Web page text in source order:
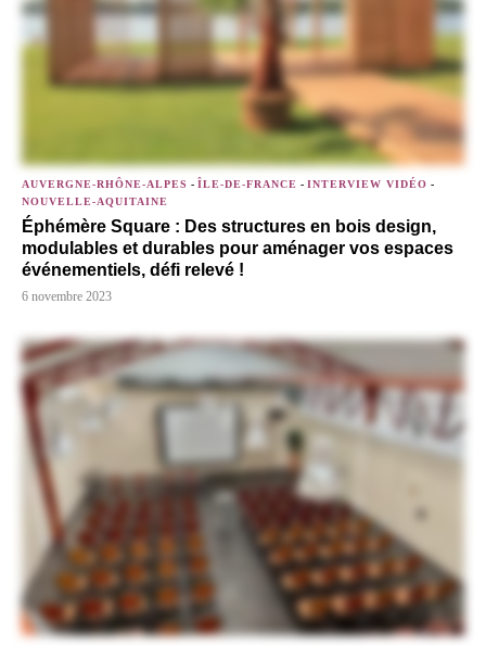
AUVERGNE-RHÔNE-ALPES - ÎLE-DE-FRANCE - INTERVIEW VIDÉO -
NOUVELLE-AQUITAINE
Éphémère Square : Des structures en bois design,
modulables et durables pour aménager vos espaces
événementiels, défi relevé !
6 novembre 2023